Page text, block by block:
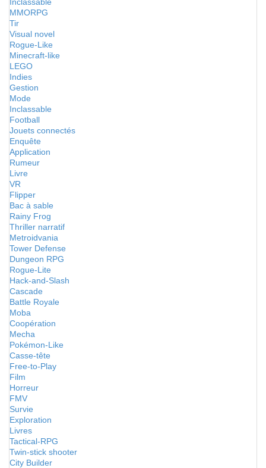
MMORPG
Tir
Visual novel
Rogue-Like
Minecraft-like
LEGO
Indies
Gestion
Mode
Inclassable
Football
Jouets connectés
Enquête
Application
Rumeur
Livre
VR
Flipper
Bac à sable
Rainy Frog
Thriller narratif
Metroidvania
Tower Defense
Dungeon RPG
Rogue-Lite
Hack-and-Slash
Cascade
Battle Royale
Moba
Coopération
Mecha
Pokémon-Like
Casse-tête
Free-to-Play
Film
Horreur
FMV
Survie
Exploration
Livres
Tactical-RPG
Twin-stick shooter
City Builder